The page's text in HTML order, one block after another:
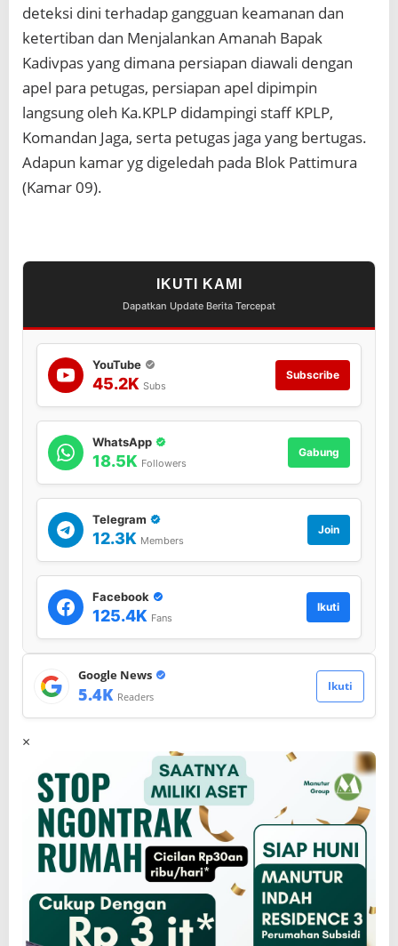
deteksi dini terhadap gangguan keamanan dan
ketertiban dan Menjalankan Amanah Bapak
Kadivpas yang dimana persiapan diawali dengan
apel para petugas, persiapan apel dipimpin
langsung oleh Ka.KPLP didampingi staff KPLP,
Komandan Jaga, serta petugas jaga yang bertugas.
Adapun kamar yg digeledah pada Blok Pattimura
(Kamar 09).
IKUTI KAMI
Dapatkan Update Berita Tercepat
YouTube
45.2K Subs
Subscribe
WhatsApp
18.5K Followers
Gabung
Telegram
12.3K Members
Join
Facebook
125.4K Fans
Ikuti
Google News
5.4K Readers
Ikuti
×